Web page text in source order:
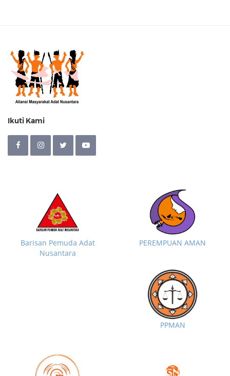
Ikuti Kami
Barisan Pemuda Adat
Nusantara
PEREMPUAN AMAN
PPMAN